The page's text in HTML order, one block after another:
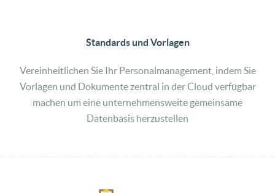
Standards​ ​und​ ​Vorlagen
Vereinheitlichen Sie Ihr Personalmanagement, indem Sie
Vorlagen und Dokumente zentral in der Cloud verfügbar
machen um eine unternehmensweite gemeinsame
Datenbasis herzustellen